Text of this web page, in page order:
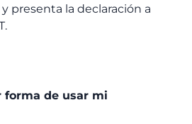
presenta la declaración a
forma de usar mi